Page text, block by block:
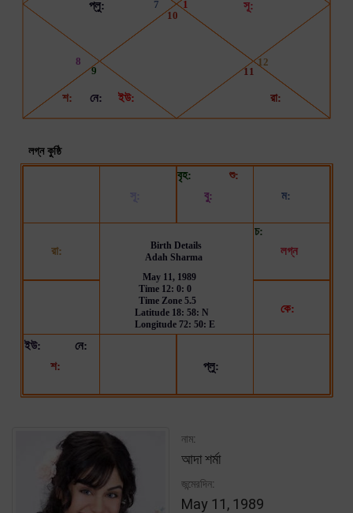
নাম:
আদা শর্মা
জন্মেরদিন:
May 11, 1989